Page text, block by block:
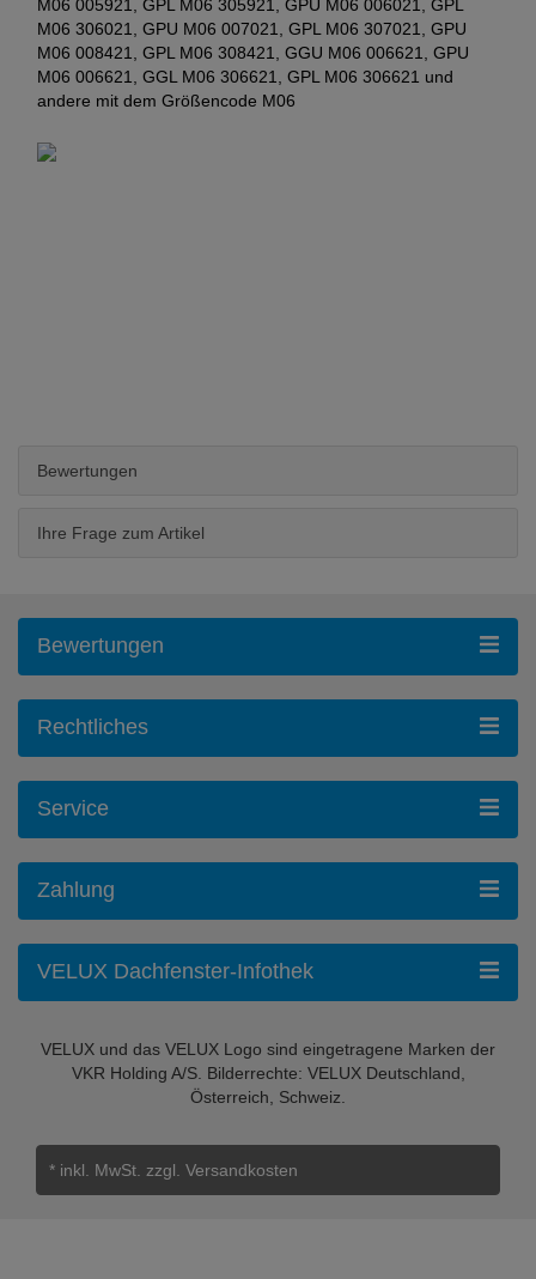
M06 005921, GPL M06 305921, GPU M06 006021, GPL
M06 306021, GPU M06 007021, GPL M06 307021, GPU
M06 008421, GPL M06 308421, GGU M06 006621, GPU
M06 006621, GGL M06 306621, GPL M06 306621 und
andere mit dem Größencode M06
Bewertungen
Ihre Frage zum Artikel
Bewertungen
Rechtliches
Service
Zahlung
VELUX Dachfenster-Infothek
VELUX und das VELUX Logo sind eingetragene Marken der
VKR Holding A/S. Bilderrechte: VELUX Deutschland,
Österreich, Schweiz.
* inkl. MwSt. zzgl. Versandkosten